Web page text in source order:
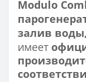
Modulo
залив
имеет